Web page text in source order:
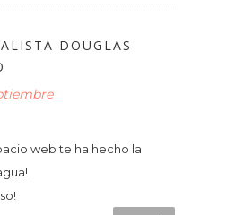
DOUGLAS
web te ha hecho la